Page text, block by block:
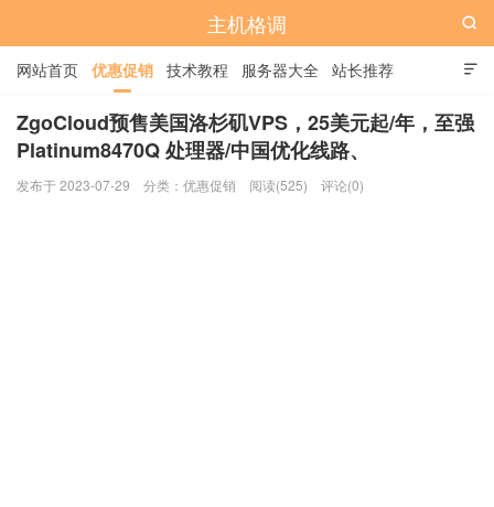
主机格调

网站首页 优惠促销 技术教程 服务器大全 站长推荐
全站标签 广告位

ZgoCloud预售美国洛杉矶VPS，25美元起/年，至强
Platinum8470Q 处理器/中国优化线路、
发布于 2023-07-29 分类： 优惠促销 阅读(525) 评论(0)